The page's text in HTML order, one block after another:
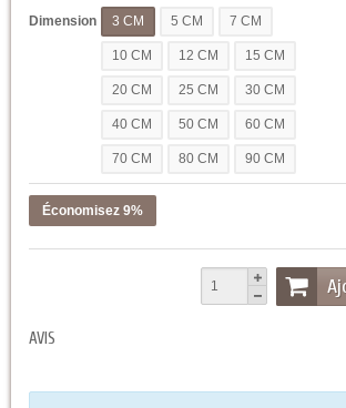
Dimension 3 CM 5 CM 7 CM
10 CM 12 CM 15 CM
20 CM 25 CM 30 CM
40 CM 50 CM 60 CM
70 CM 80 CM 90 CM
Économisez 9%
AVIS